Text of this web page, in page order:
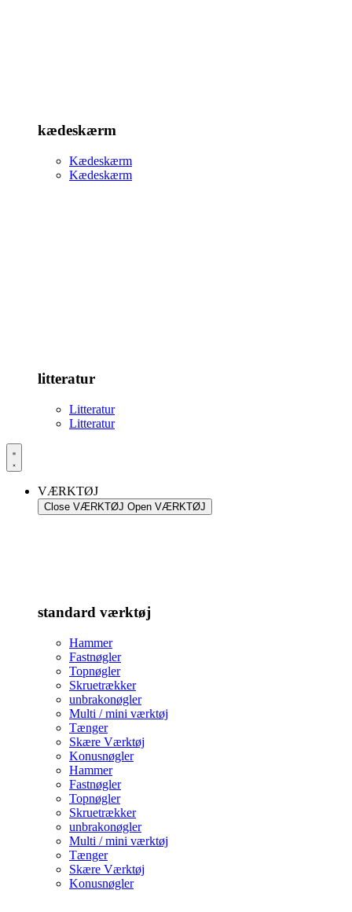
kædeskærm
Kædeskærm
Kædeskærm
litteratur
Litteratur
Litteratur
VÆRKTØJ
Close VÆRKTØJ Open VÆRKTØJ
standard værktøj
Hammer
Fastnøgler
Topnøgler
Skruetrækker
unbrakonøgler
Multi / mini værktøj
Tænger
Skære Værktøj
Konusnøgler
Hammer
Fastnøgler
Topnøgler
Skruetrækker
unbrakonøgler
Multi / mini værktøj
Tænger
Skære Værktøj
Konusnøgler